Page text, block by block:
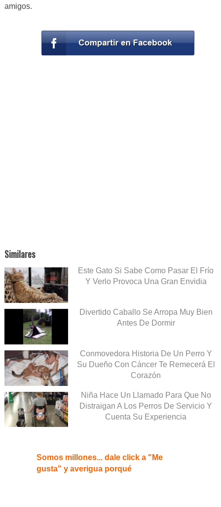
amigos.
Similares
Este Gato Si Sabe Como Pasar El Frío
Y Verlo Provoca Una Gran Envidia
Divertido Caballo Se Arropa Muy Bien
Antes De Dormir
Conmovedora Historia De Un Perro Y
Su Dueño Con Cáncer Te Remecerá El
Corazón
Niña Hace Un Llamado Para Que No
Distraigan A Los Perros De Servicio Y
Cuenta Su Experiencia
Somos millones... dale click a "Me
gusta" y averigua porqué